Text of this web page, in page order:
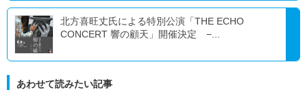
北方喜旺丈氏による特別公演「THE ECHO
CONCERT 響の顧天」開催決定 −...
あわせて読みたい記事